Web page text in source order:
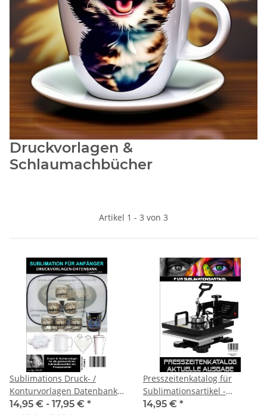
Druckvorlagen &
Schlaumachbücher
Artikel 1 - 3 von 3
Sublimations Druck- /
Konturvorlagen Datenbank
V.1.0.23 - Sublimations
14,95 € - 17,95 € *
Presszeitenkatalog für
Sublimationsartikel -
Downloaddatei
14,95 € *